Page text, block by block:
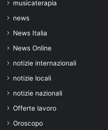
musicaterapia
news
News Italia
News Online
notizie internazionali
notizie locali
notizie nazionali
Offerte lavoro
Oroscopo